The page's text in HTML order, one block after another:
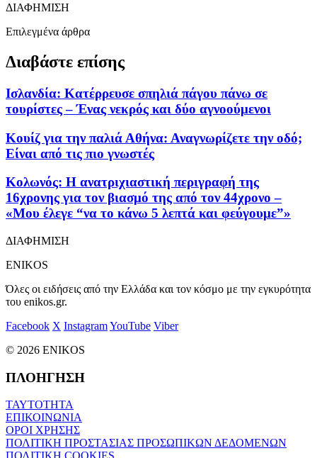
ΔΙΑΦΗΜΙΣΗ
Επιλεγμένα άρθρα
Διαβάστε επίσης
Ισλανδία: Κατέρρευσε σπηλιά πάγου πάνω σε
τουρίστες – Ένας νεκρός και δύο αγνοούμενοι
Κουίζ για την παλιά Αθήνα: Αναγνωρίζετε την οδό;
Είναι από τις πιο γνωστές
Κολωνός: Η ανατριχιαστική περιγραφή της
16χρονης για τον βιασμό της από τον 44χρονο –
«Μου έλεγε “να το κάνω 5 λεπτά και φεύγουμε”»
ΔΙΑΦΗΜΙΣΗ
ENIKOS
Όλες οι ειδήσεις από την Ελλάδα και τον κόσμο με την εγκυρότητα
του enikos.gr.
Facebook X InstagramYouTube Viber
© 2026 ENIKOS
ΠΛΟΗΓΗΣΗ
ΤΑΥΤΟΤΗΤΑ
ΕΠΙΚΟΙΝΩΝΙΑ
ΟΡΟΙ ΧΡΗΣΗΣ
ΠΟΛΙΤΙΚΗ ΠΡΟΣΤΑΣΙΑΣ ΠΡΟΣΩΠΙΚΩΝ ΔΕΔΟΜΕΝΩΝ